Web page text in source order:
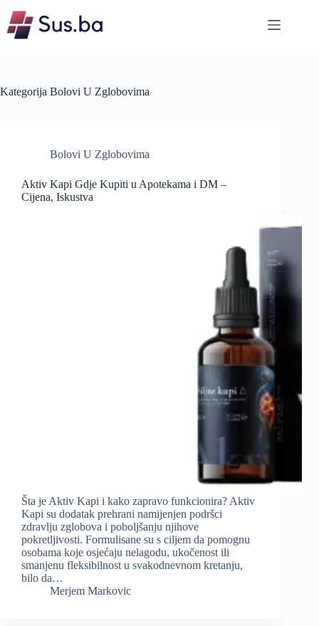
content
Kategorija Bolovi U Zglobovima
Bolovi U Zglobovima
Aktiv Kapi Gdje Kupiti u Apotekama i DM –
Cijena, Iskustva
Šta je Aktiv Kapi i kako zapravo funkcionira? Aktiv
Kapi su dodatak prehrani namijenjen podršci
zdravlju zglobova i poboljšanju njihove
pokretljivosti. Formulisane su s ciljem da pomognu
osobama koje osjećaju nelagodu, ukočenost ili
smanjenu fleksibilnost u svakodnevnom kretanju,
bilo da…
Merjem Markovic